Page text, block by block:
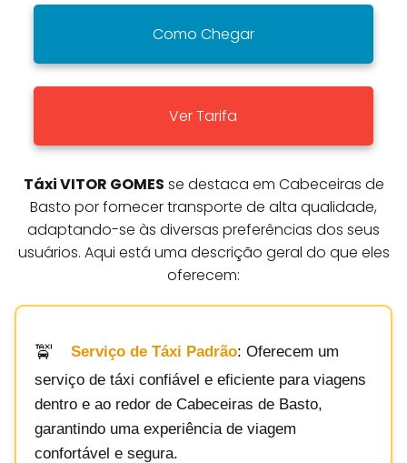
Como Chegar
Ver Tarifa
Táxi VITOR GOMES se destaca em Cabeceiras de
Basto por fornecer transporte de alta qualidade,
adaptando-se às diversas preferências dos seus
usuários. Aqui está uma descrição geral do que eles
oferecem:
Serviço de Táxi Padrão: Oferecem um
serviço de táxi confiável e eficiente para viagens
dentro e ao redor de Cabeceiras de Basto,
garantindo uma experiência de viagem
confortável e segura.